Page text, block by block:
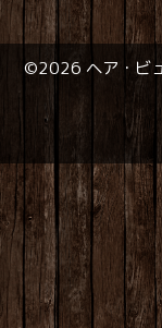
©2026 ヘア・ビ